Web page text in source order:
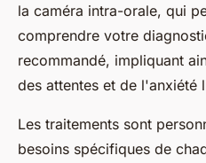
la caméra intra-orale, qui
comprendre votre
recommandé, impliquant
des attentes et de l'anxiété
Les traitements sont
besoins spécifiques de